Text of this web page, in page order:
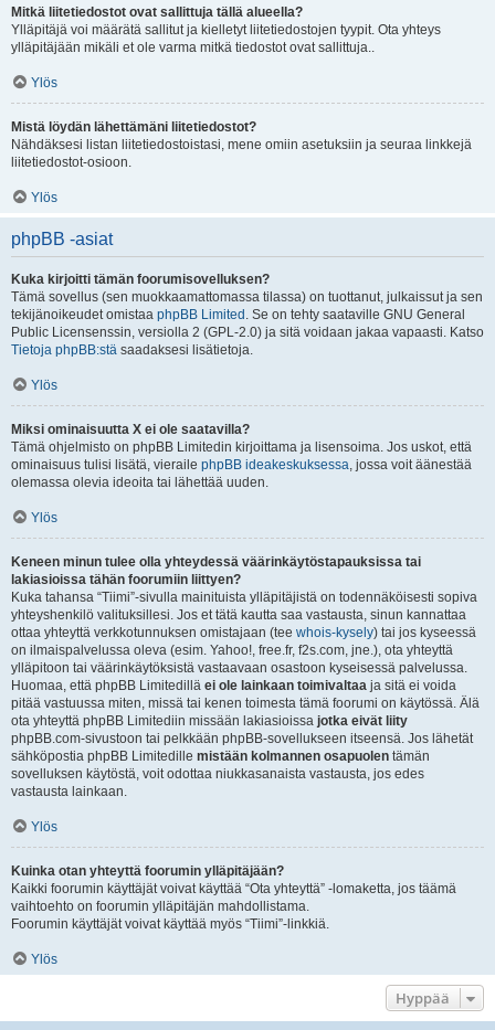
Mitkä liitetiedostot ovat sallittuja tällä alueella?
Ylläpitäjä voi määrätä sallitut ja kielletyt liitetiedostojen tyypit. Ota yhteys
ylläpitäjään mikäli et ole varma mitkä tiedostot ovat sallittuja..
Ylös
Mistä löydän lähettämäni liitetiedostot?
Nähdäksesi listan liitetiedostoistasi, mene omiin asetuksiin ja seuraa linkkejä
liitetiedostot-osioon.
Ylös
phpBB -asiat
Kuka kirjoitti tämän foorumisovelluksen?
Tämä sovellus (sen muokkaamattomassa tilassa) on tuottanut, julkaissut ja sen
tekijänoikeudet omistaa phpBB Limited . Se on tehty saataville GNU General
Public Licensenssin, versiolla 2 (GPL-2.0) ja sitä voidaan jakaa vapaasti. Katso
Tietoja phpBB:stä saadaksesi lisätietoja.
Ylös
Miksi ominaisuutta X ei ole saatavilla?
Tämä ohjelmisto on phpBB Limitedin kirjoittama ja lisensoima. Jos uskot, että
ominaisuus tulisi lisätä, vieraile phpBB ideakeskuksessa, jossa voit äänestää
olemassa olevia ideoita tai lähettää uuden.
Ylös
Keneen minun tulee olla yhteydessä väärinkäytöstapauksissa tai
lakiasioissa tähän foorumiin liittyen?
Kuka tahansa “Tiimi”-sivulla mainituista ylläpitäjistä on todennäköisesti sopiva
yhteyshenkilö valituksillesi. Jos et tätä kautta saa vastausta, sinun kannattaa
ottaa yhteyttä verkkotunnuksen omistajaan (tee whois-kysely) tai jos kyseessä
on ilmaispalvelussa oleva (esim. Yahoo!, free.fr, f2s.com, jne.), ota yhteyttä
ylläpitoon tai väärinkäytöksistä vastaavaan osastoon kyseisessä palvelussa.
Huomaa, että phpBB Limitedillä ei ole lainkaan toimivaltaa ja sitä ei voida
pitää vastuussa miten, missä tai kenen toimesta tämä foorumi on käytössä. Älä
ota yhteyttä phpBB Limitediin missään lakiasioissa jotka eivät liity
phpBB.com-sivustoon tai pelkkään phpBB-sovellukseen itseensä. Jos lähetät
sähköpostia phpBB Limitedille mistään kolmannen osapuolen tämän
sovelluksen käytöstä, voit odottaa niukkasanaista vastausta, jos edes
vastausta lainkaan.
Ylös
Kuinka otan yhteyttä foorumin ylläpitäjään?
Kaikki foorumin käyttäjät voivat käyttää “Ota yhteyttä” -lomaketta, jos täämä
vaihtoehto on foorumin ylläpitäjän mahdollistama.
Foorumin käyttäjät voivat käyttää myös “Tiimi”-linkkiä.
Ylös
Hyppää